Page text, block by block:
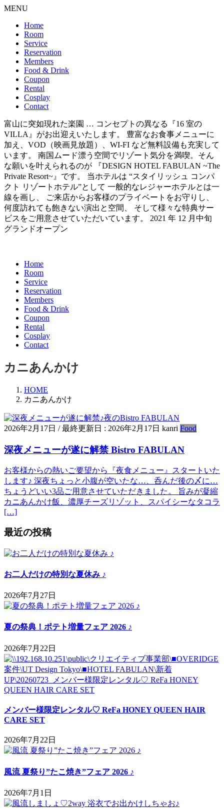
MENU
Home
Room
Service
Reservation
Members
Food & Drink
Coupon
Rental
Cosplay
Contact
富山に突如現れた楽園 … コンセプトの異なる『16 室の
VILLA』がお出迎えいたします。 豊富なお食事メニューに
加え、VOD（映画見放題）、WI-FI など無料設備も充実して
います。 南国ムード漂う空間でリゾート気分を満喫。そん
な願いを叶えられるのが 『DESIGN HOTEL FABULAN ~The
Private Resort~』です。 当ホテルは “スタイリッシュ コンパ
クト リゾートホテル”として 一般的なレジャーホテルとは一
線を画し、 ご来店からお客様のプライベートをお守りし、
何度訪れても飽きない演出と空間、 そして様々な特典サー
ビスをご用意させていただいています。 2021 年 12 月中旬
グランドオープン
Home
Room
Service
Reservation
Members
Food & Drink
Coupon
Rental
Cosplay
Contact
カニあんかけ
HOME
カニあんかけ
2026年2月17日 / 最終更新日 : 2026年2月17日 kanri Food
深夜メニューが遂に解禁 Bistro FABULAN
お客様からの熱いご要望から『夜食メニュー』スタートいた
します♪ 深夜ちょっと小腹が空いたな…、呑んだ後の〆に…
ちょうどいい3品ご用意させていただきました。 旨みが凝縮
カニあんかけ飯、濃厚チーズリゾット、スパイシーなタコラ
[…]
最近の投稿
お二人だけの特別な夏休み ♪
2026年7月27日
夏の祭典！ポテト増量フェア 2026 ♪
2026年7月22日
メンバー様限定レンタル♡ ReFa HONEY QUEEN HAIR
CARE SET
2026年7月22日
風流 夏祭り”たこ焼き”フェア 2026 ♪
2026年7月1日